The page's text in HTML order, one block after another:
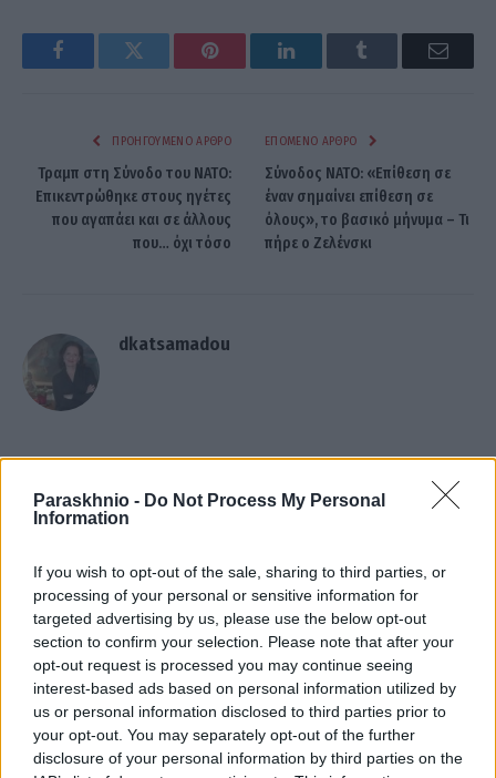
Paraskhnio - Do Not Process My Personal
Information
If you wish to opt-out of the sale, sharing to third parties, or
processing of your personal or sensitive information for
targeted advertising by us, please use the below opt-out
section to confirm your selection. Please note that after your
opt-out request is processed you may continue seeing
interest-based ads based on personal information utilized by
us or personal information disclosed to third parties prior to
your opt-out. You may separately opt-out of the further
disclosure of your personal information by third parties on the
FacebookTwitter Pinterest LinkedInTumblr Email
ΠΡΟΗΓΟΎΜΕΝΟ ΆΡΘΡΟ
Τραμπ στη Σύνοδο του ΝΑΤΟ:
Επικεντρώθηκε στους ηγέτες
που αγαπάει και σε άλλους
που… όχι τόσο
ΕΠΌΜΕΝΟ ΆΡΘΡΟ
Σύνοδος ΝΑΤΟ: «Επίθεση σε
έναν σημαίνει επίθεση σε
όλους», το βασικό μήνυμα – Τι
πήρε ο Ζελένσκι
dkatsamadou